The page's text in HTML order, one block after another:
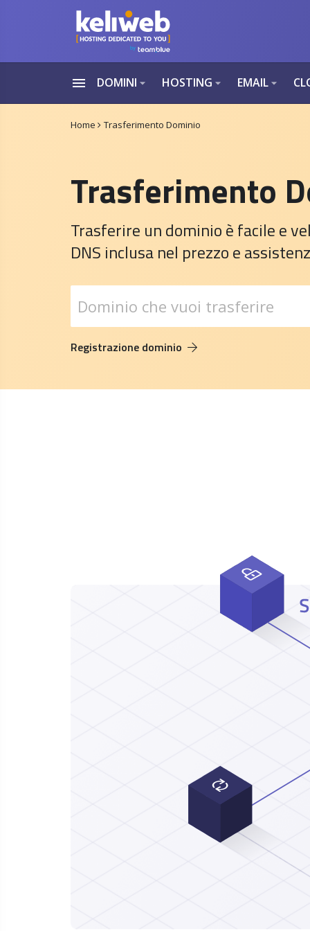
menu DOMINIarrow_drop_down HOSTINGarrow_drop_down EMAILarrow_drop_down
Home Trasferimento Dominio
Trasferimento
Trasferire un dominio è facile e
DNS inclusa nel prezzo e
Registrazione dominio